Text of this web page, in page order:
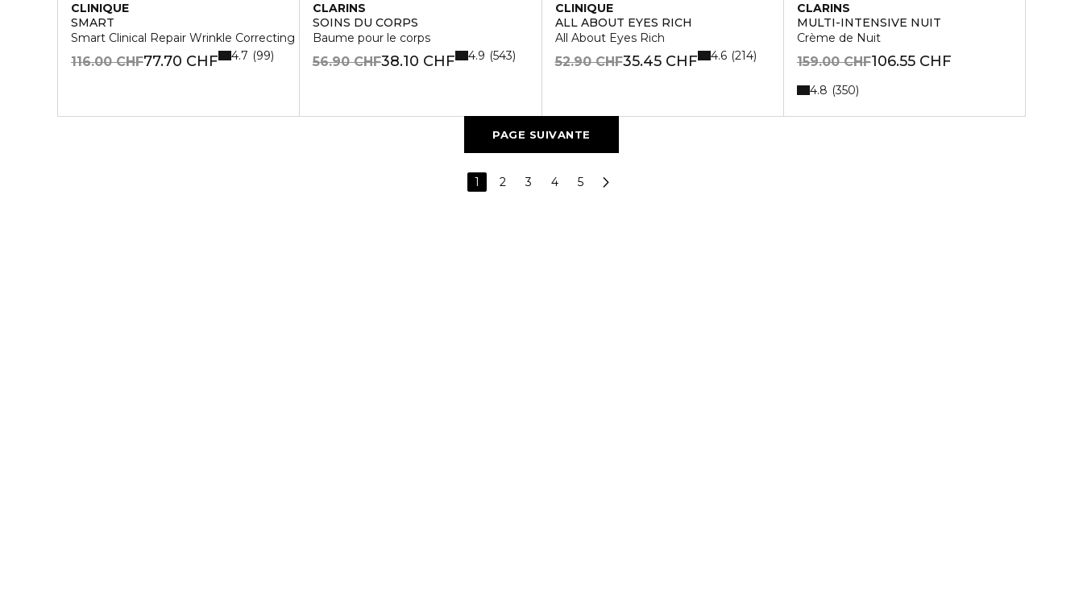
CLINIQUE
SMART
Smart Clinical Repair Wrinkle Correcting Cream SPF 30
77.70 CHF
116.00 CHF 4.7 99
CLARINS
SOINS DU CORPS
Baume pour le corps
38.10 CHF
56.90 CHF 4.9 543
CLINIQUE
ALL ABOUT EYES RICH
All About Eyes Rich
35.45 CHF
52.90 CHF 4.6 214
CLARINS
MULTI-INTENSIVE NUIT
Crème de Nuit
106.55 CHF
159.00 CHF
4.8 350
PAGE SUIVANTE
1 2 3 4 5